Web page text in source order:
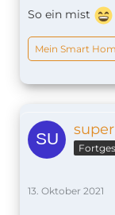
So ein mist
Mein Smart
13. Oktober 2021